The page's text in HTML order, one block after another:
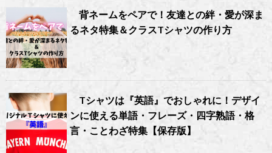
背ネームをペアで！友達との絆・愛が深ま
るネタ特集＆クラスTシャツの作り方
Tシャツは『英語』でおしゃれに！デザイ
ンに使える単語・フレーズ・四字熟語・格
言・ことわざ特集【保存版】